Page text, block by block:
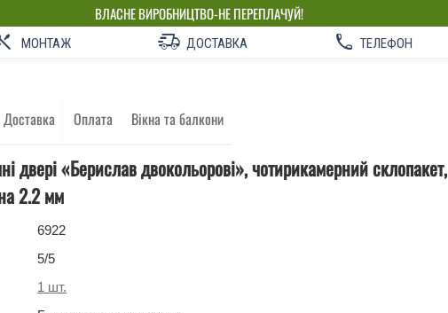
ВЛАСНЕ ВИРОБНИЦТВО-НЕ ПЕРЕПЛАЧУЙ!
МОНТАЖ ДОСТАВКА ТЕЛЕФОН
Доставка Оплата Вікна та балкони
двері «Берислав двокольорові», чотирикамерний склопакет,
2.2 мм
6922
5/5
1 шт.